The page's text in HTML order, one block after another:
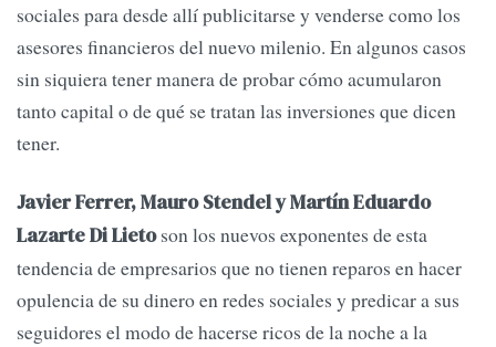
sociales para desde allí publicitarse y venderse como los
asesores financieros del nuevo milenio. En algunos casos
sin siquiera tener manera de probar cómo acumularon
tanto capital o de qué se tratan las inversiones que dicen
tener.
Javier Ferrer, Mauro Stendel y Martín Eduardo
Lazarte Di Lietoson los nuevos exponentes de esta
tendencia de empresarios que no tienen reparos en hacer
opulencia de su dinero en redes sociales y predicar a sus
seguidores el modo de hacerse ricos de la noche a la